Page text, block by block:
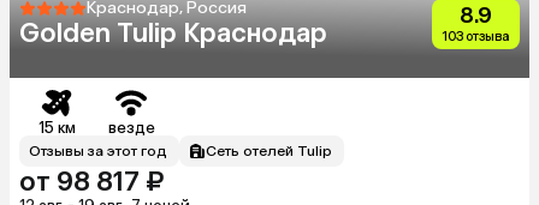
Краснодар, Россия
Golden Tulip Краснодар
8.9
103 отзыва
15 км везде
Отзывы за этот год Сеть отелей Tulip
от 98 817 ₽